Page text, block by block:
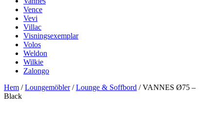
Vence
Vevi
Villac
Visningsexemplar
Volos
Weldon
Wilkie
Zalongo
Hem /Loungemöbler/Lounge & Soffbord / VANNES Ø75 –
Black